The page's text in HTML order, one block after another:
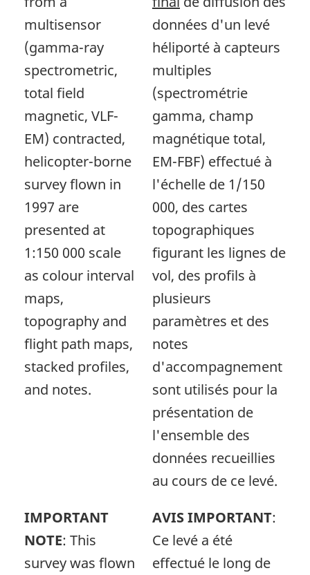
multisensor
(gamma-ray
spectrometric,
total field
magnetic, VLF-
EM) contracted,
helicopter-borne
survey flown in
1997 are
presented at
1:150 000 scale
as colour interval
maps,
topography and
flight path maps,
stacked profiles,
and notes.
données d'un levé
héliporté à capteurs
multiples
(spectrométrie
gamma, champ
magnétique total,
EM-FBF) effectué à
l'échelle de 1/150
000, des cartes
topographiques
figurant les lignes de
vol, des profils à
plusieurs
paramètres et des
notes
d'accompagnement
sont utilisés pour la
présentation de
l'ensemble des
données recueillies
au cours de ce levé.
IMPORTANT
NOTE: This
survey was flown
AVIS IMPORTANT:
Ce levé a été
effectué le long de